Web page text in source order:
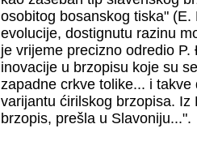
osobitog bosanskog tiska"
evolucije, dostignutu razinu
je vrijeme precizno odredio
inovacije u brzopisu koje su
zapadne crkve tolike... i
varijantu ćirilskog brzopisa.
brzopis, prešla u Slavoniju...".